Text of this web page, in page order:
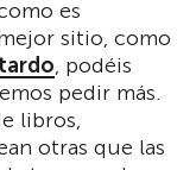
es
sitio, como
, podéis
pedir más.
libros,
otras que las